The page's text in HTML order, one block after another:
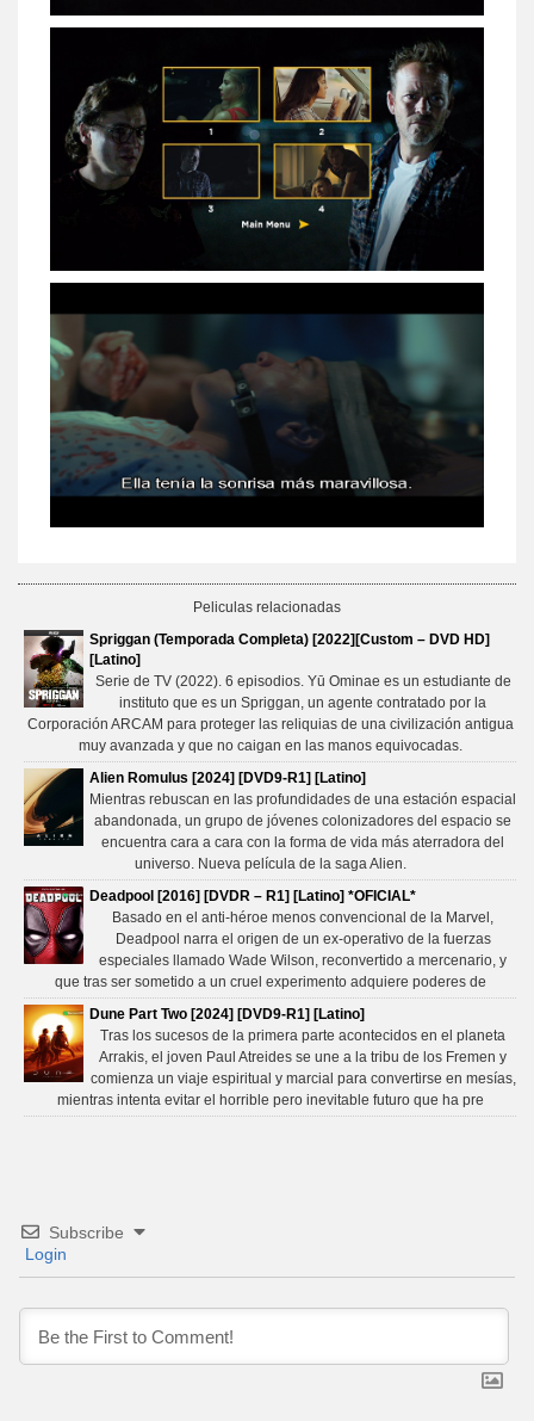
Peliculas relacionadas
Spriggan (Temporada Completa) [2022][Custom – DVD HD]
[Latino]
Serie de TV (2022). 6 episodios. Yū Ominae es un estudiante de
instituto que es un Spriggan, un agente contratado por la
Corporación ARCAM para proteger las reliquias de una civilización antigua
muy avanzada y que no caigan en las manos equivocadas.
Alien Romulus [2024] [DVD9-R1] [Latino]
Mientras rebuscan en las profundidades de una estación espacial
abandonada, un grupo de jóvenes colonizadores del espacio se
encuentra cara a cara con la forma de vida más aterradora del
universo. Nueva película de la saga Alien.
Deadpool [2016] [DVDR – R1] [Latino] *OFICIAL*
Basado en el anti-héroe menos convencional de la Marvel,
Deadpool narra el origen de un ex-operativo de la fuerzas
especiales llamado Wade Wilson, reconvertido a mercenario, y
que tras ser sometido a un cruel experimento adquiere poderes de
Dune Part Two [2024] [DVD9-R1] [Latino]
Tras los sucesos de la primera parte acontecidos en el planeta
Arrakis, el joven Paul Atreides se une a la tribu de los Fremen y
comienza un viaje espiritual y marcial para convertirse en mesías,
mientras intenta evitar el horrible pero inevitable futuro que ha pre
Subscribe
Login